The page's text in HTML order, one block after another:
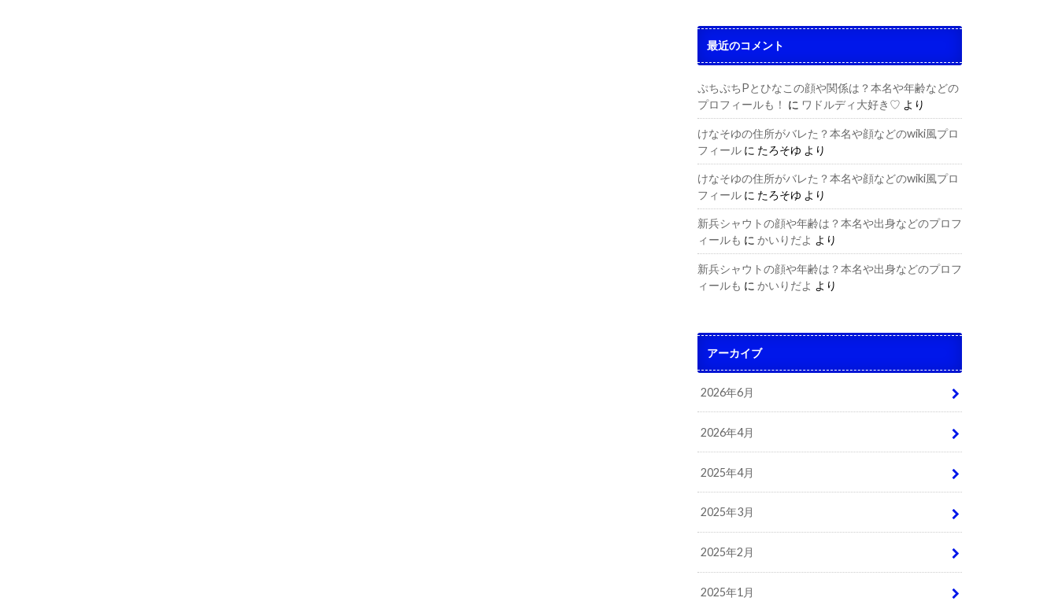
最近のコメント
ぷちぷちPとひなこの顔や関係は？本名や年齢などの
プロフィールも！ に ワドルディ大好き♡ より
けなそゆの住所がバレた？本名や顔などのwiki風プロ
フィール に たろそゆ より
けなそゆの住所がバレた？本名や顔などのwiki風プロ
フィール に たろそゆ より
新兵シャウトの顔や年齢は？本名や出身などのプロフ
ィールも に かいりだよ より
新兵シャウトの顔や年齢は？本名や出身などのプロフ
ィールも に かいりだよ より
アーカイブ
2026年6月
2026年4月
2025年4月
2025年3月
2025年2月
2025年1月